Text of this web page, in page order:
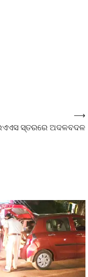
ସ୍ତରରେ ଅଦଳବଦଳ
⟶